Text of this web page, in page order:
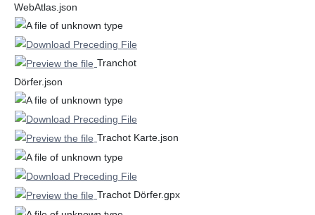
WebAtlas.json
Tranchot
Dörfer.json
Trachot Karte.json
Trachot Dörfer.gpx